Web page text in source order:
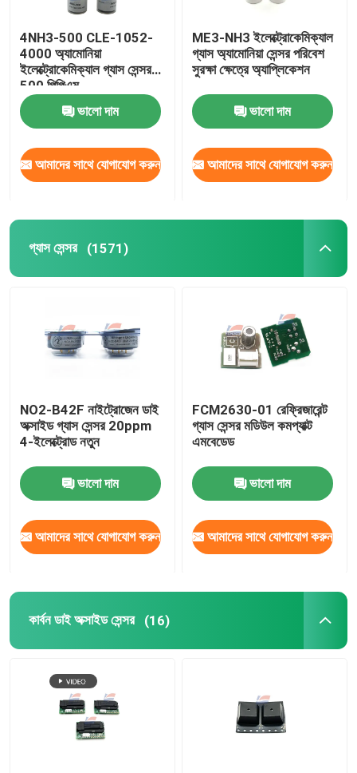
4NH3-500 CLE-1052-
4000 অ্যামোনিয়া
ইলেক্ট্রোকেমিক্যাল গ্যাস সেন্সর
500 পিপিএম
ভালো দাম
আমাদের সাথে যোগাযোগ করুন
ME3-NH3 ইলেক্ট্রোকেমিক্যাল
গ্যাস অ্যামোনিয়া সেন্সর পরিবেশ
সুরক্ষা ক্ষেত্রে অ্যাপ্লিকেশন
ভালো দাম
আমাদের সাথে যোগাযোগ করুন
গ্যাস সেন্সর (1571)
NO2-B42F নাইট্রোজেন ডাই
অক্সাইড গ্যাস সেন্সর 20ppm
4-ইলেক্ট্রোড নতুন
ভালো দাম
আমাদের সাথে যোগাযোগ করুন
FCM2630-01 রেফ্রিজারেন্ট
গ্যাস সেন্সর মডিউল কমপ্যাক্ট
এমবেডেড
ভালো দাম
আমাদের সাথে যোগাযোগ করুন
কার্বন ডাই অক্সাইড সেন্সর (16)